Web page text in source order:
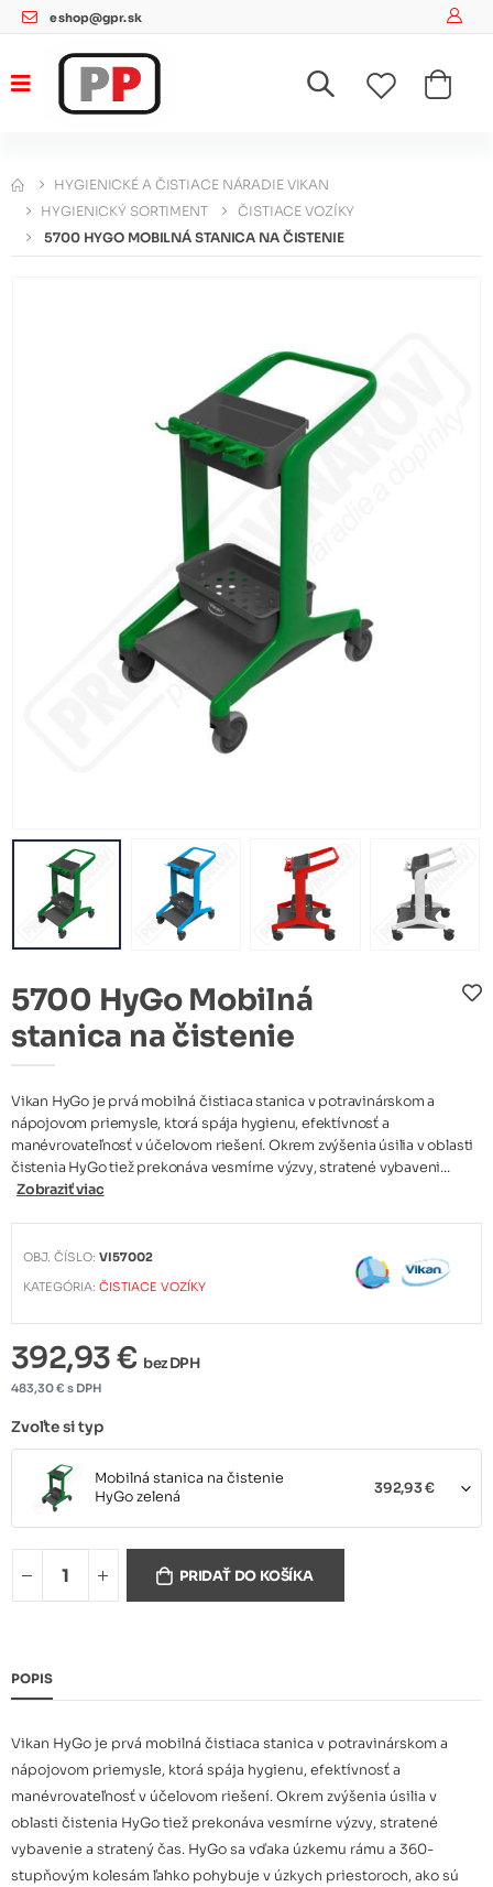
eshop@gpr.sk
HYGIENICKÉ A ČISTIACE NÁRADIE VIKAN
HYGIENICKÝ SORTIMENT
ČISTIACE VOZÍKY
5700 HYGO MOBILNÁ STANICA NA ČISTENIE
5700 HyGo Mobilná
stanica na čistenie
Vikan HyGo je prvá mobilná čistiaca stanica v potravinárskom a
nápojovom priemysle, ktorá spája hygienu, efektívnosť a
manévrovateľnosť v účelovom riešení. Okrem zvýšenia úsilia v oblasti
čistenia HyGo tiež prekonáva vesmírne výzvy, stratené vybaveni...
Zobraziť viac
OBJ. ČÍSLO:VI57002
KATEGÓRIA:ČISTIACE VOZÍKY
392,93 € bez DPH
483,30 € s DPH
Zvoľte si typ
Mobilná stanica na čistenie
HyGo zelená
392,93 €
Mobilná stanica na čistenie
HyGo modrá
Mobilná stanica na čistenie
HyGo biela
392,93 €
Mobilná stanica na čistenie
HyGo žltá
PRIDAŤ DO KOŠÍKA
POPIS
Vikan HyGo je prvá mobilná čistiaca stanica v potravinárskom a
nápojovom priemysle, ktorá spája hygienu, efektívnosť a
manévrovateľnosť v účelovom riešení. Okrem zvýšenia úsilia v
oblasti čistenia HyGo tiež prekonáva vesmírne výzvy, stratené
vybavenie a stratený čas. HyGo sa vďaka úzkemu rámu a 360-
stupňovým kolesám ľahko pohybuje v úzkych priestoroch, ako sú